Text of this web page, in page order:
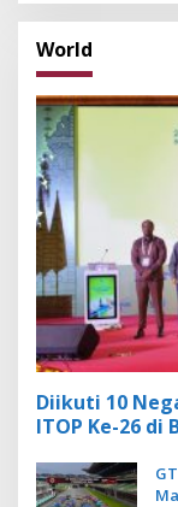
World
Diikuti 10
ITOP Ke-26 di